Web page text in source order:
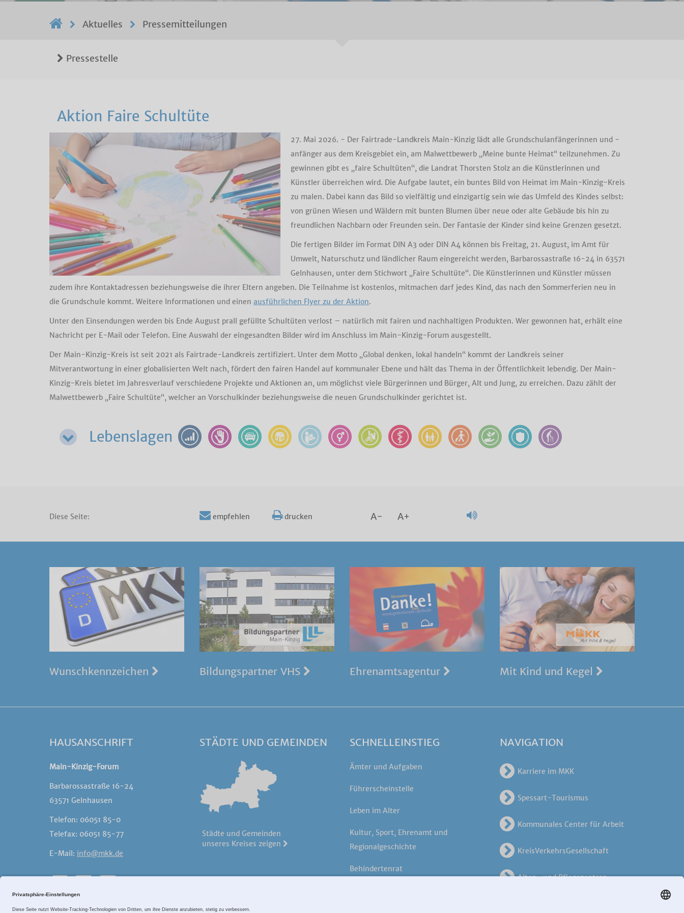
Aktuelles Pressemitteilungen
Pressestelle
Aktion Faire Schultüte
27. Mai 2026. - Der Fairtrade-Landkreis Main-Kinzig lädt alle Grundschulanfängerinnen und -
anfänger aus dem Kreisgebiet ein, am Malwettbewerb „Meine bunte Heimat“ teilzunehmen. Zu
gewinnen gibt es „faire Schultüten“, die Landrat Thorsten Stolz an die Künstlerinnen und
Künstler überreichen wird. Die Aufgabe lautet, ein buntes Bild von Heimat im Main-Kinzig-Kreis
zu malen. Dabei kann das Bild so vielfältig und einzigartig sein wie das Umfeld des Kindes selbst:
von grünen Wiesen und Wäldern mit bunten Blumen über neue oder alte Gebäude bis hin zu
freundlichen Nachbarn oder Freunden sein. Der Fantasie der Kinder sind keine Grenzen gesetzt.
Die fertigen Bilder im Format DIN A3 oder DIN A4 können bis Freitag, 21. August, im Amt für
Umwelt, Naturschutz und ländlicher Raum eingereicht werden, Barbarossastraße 16-24 in 63571
Gelnhausen, unter dem Stichwort „Faire Schultüte“. Die Künstlerinnen und Künstler müssen
zudem ihre Kontaktadressen beziehungsweise die ihrer Eltern angeben. Die Teilnahme ist kostenlos, mitmachen darf jedes Kind, das nach den Sommerferien neu in
die Grundschule kommt. Weitere Informationen und einen ausführlichen Flyer zu der Aktion.
Unter den Einsendungen werden bis Ende August prall gefüllte Schultüten verlost – natürlich mit fairen und nachhaltigen Produkten. Wer gewonnen hat, erhält eine
Nachricht per E-Mail oder Telefon. Eine Auswahl der eingesandten Bilder wird im Anschluss im Main-Kinzig-Forum ausgestellt.
Der Main-Kinzig-Kreis ist seit 2021 als Fairtrade-Landkreis zertifiziert. Unter dem Motto „Global denken, lokal handeln“ kommt der Landkreis seiner
Mitverantwortung in einer globalisierten Welt nach, fördert den fairen Handel auf kommunaler Ebene und hält das Thema in der Öffentlichkeit lebendig. Der Main-
Kinzig-Kreis bietet im Jahresverlauf verschiedene Projekte und Aktionen an, um möglichst viele Bürgerinnen und Bürger, Alt und Jung, zu erreichen. Dazu zählt der
Malwettbewerb „Faire Schultüte“, welcher an Vorschulkinder beziehungsweise die neuen Grundschulkinder gerichtet ist.
Lebenslagen
Diese Seite: empfehlen drucken A- A+
Wunschkennzeichen Bildungspartner VHS Ehrenamtsagentur Mit Kind und Kegel
HAUSANSCHRIFT
Main-Kinzig-Forum
Barbarossastraße 16-24
63571 Gelnhausen
Telefon: 06051 85-0
Telefax: 06051 85-77
E-Mail: info@mkk.de
STÄDTE UND GEMEINDEN
Städte und Gemeinden
unseres Kreises zeigen
SCHNELLEINSTIEG
Ämter und Aufgaben
Führerscheinstelle
Leben im Alter
Kultur, Sport, Ehrenamt und
Regionalgeschichte
Behindertenrat
NAVIGATION
Karriere im MKK
Spessart-Tourismus
Kommunales Center für Arbeit
KreisVerkehrsGesellschaft
Alten- und Pflegezentren